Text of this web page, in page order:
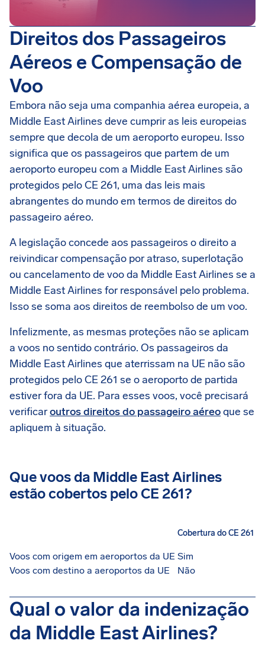
Direitos dos Passageiros
Aéreos e Compensação de
Voo
Embora não seja uma companhia aérea europeia, a
Middle East Airlines deve cumprir as leis europeias
sempre que decola de um aeroporto europeu. Isso
significa que os passageiros que partem de um
aeroporto europeu com a Middle East Airlines são
protegidos pelo CE 261, uma das leis mais
abrangentes do mundo em termos de direitos do
passageiro aéreo.
A legislação concede aos passageiros o direito a
reivindicar compensação por atraso, superlotação
ou cancelamento de voo da Middle East Airlines se a
Middle East Airlines for responsável pelo problema.
Isso se soma aos direitos de reembolso de um voo.
Infelizmente, as mesmas proteções não se aplicam
a voos no sentido contrário. Os passageiros da
Middle East Airlines que aterrissam na UE não são
protegidos pelo CE 261 se o aeroporto de partida
estiver fora da UE. Para esses voos, você precisará
verificaroutros direitos do passageiro aéreoque se
apliquem à situação.
Que voos da Middle East Airlines
estão cobertos pelo CE 261?
Cobertura do CE 261
Voos com origem em aeroportos da UE Sim
Voos com destino a aeroportos da UE
Não
Qual o valor da indenização
da Middle East Airlines?